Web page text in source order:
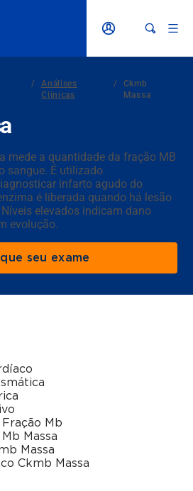
/
Análises
Clínicas
/
Ckmb
Massa
mede a quantidade da fração MB
sangue. É utilizado
infarto agudo do
é liberada quando há lesão
elevados indicam dano
evolução.
seu exame
Mb
Massa
Massa
Ckmb Massa